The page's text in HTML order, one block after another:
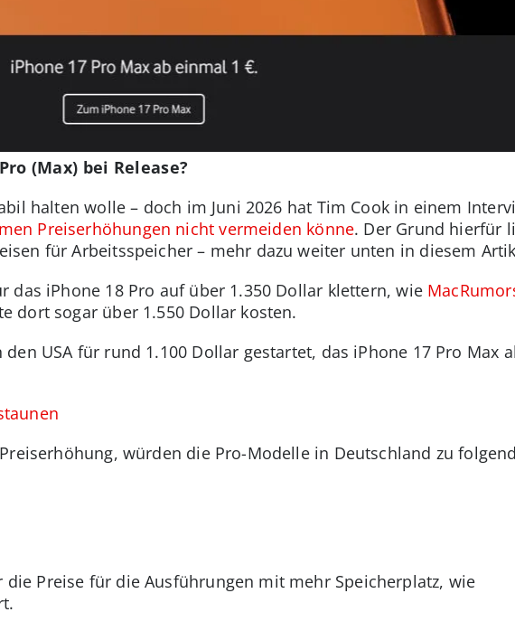
(Max) bei Release?
halten wolle – doch im Juni 2026 hat Tim Cook in einem
Preiserhöhungen nicht vermeiden könne. Der Grund hierfür
für Arbeitsspeicher – mehr dazu weiter unten in diesem
das iPhone 18 Pro auf über 1.350 Dollar klettern, wie
dort sogar über 1.550 Dollar kosten.
USA für rund 1.100 Dollar gestartet, das iPhone 17 Pro Max
würden die Pro-Modelle in Deutschland zu
Preise für die Ausführungen mit mehr Speicherplatz, wie